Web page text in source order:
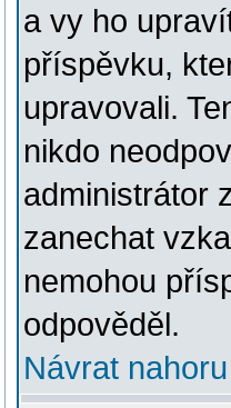
a vy ho
příspěvku,
upravovali.
nikdo
administrátor
zanechat
nemohou
odpověděl.
Návrat nahoru